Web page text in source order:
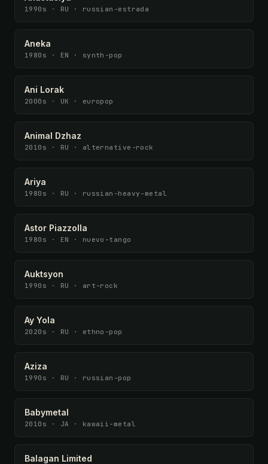
1990s · RU · russian-estrada
Aneka
1980s · EN · synth-pop
Ani Lorak
2000s · UK · europop
Animal Dzhaz
2010s · RU · alternative-rock
Ariya
1980s · RU · russian-heavy-metal
Astor Piazzolla
1980s · EN · nuevo-tango
Auktsyon
1990s · RU · art-rock
Ay Yola
2020s · RU · ethno-pop
Aziza
1990s · RU · russian-pop
Babymetal
2010s · JA · kawaii-metal
Balagan Limited